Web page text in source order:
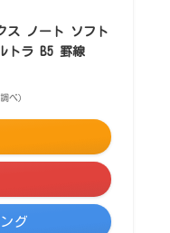
ス ノート ソフト
トラ B5 罫線
べ）
グ